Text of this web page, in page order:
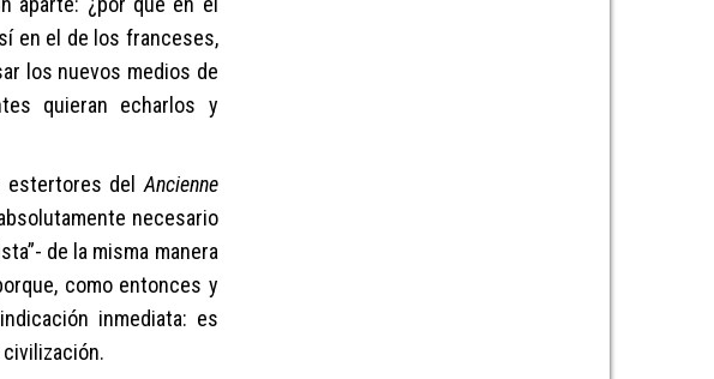
en el de los franceses,
r los nuevos medios de
quieran echarlos y
del Ancienne
necesario
de la misma manera
como entonces y
inmediata: es